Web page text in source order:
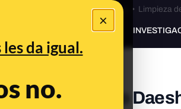
×
da igual.
no.
Bulos Ceuta • Limpieza
PREBUNKING
‘nasheeds’ pro